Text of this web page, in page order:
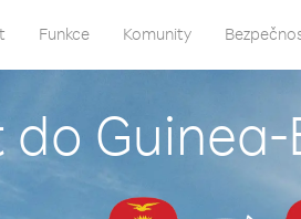
Funkce Komunity